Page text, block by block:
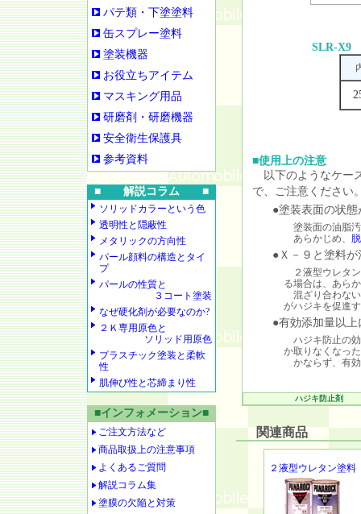
パテ類・下塗塗料
缶スプレー塗料
塗装機器
お役立ちアイテム
マスキング用品
研磨剤・研磨機器
安全衛生保護具
参考資料
■ 解説コラム ■
ソリッドカラーという色
透明性と隠蔽性
メタリックの方向性
パール顔料の構造とタイ
プ
パールの性質と
３コート塗装
なぜ硬化剤が必要なのか?
２Ｋ専用原色と
ソリッド用原色
プラスチック塗装と柔軟
性
肌伸び性と芯締まり性
■インフォメーション■
ご注文方法など
商品取扱上の注意事項
よくあるご質問
解説コラム集
塗膜の欠陥と対策
SLR-X9
■使用上の注意
以下のようなケー
で、ご注意ください
●塗装表面の状
塗装面の油脂汚
あらかじめ、
●Ｘ－９と塗料
２液型ウレタン
る場合は、あら
混ざり合わない
がハジキを促進
●有効添加量以
ハジキ防止の効
か取りなくなっ
かならず、有
ハジキ防止剤
関連商品
２液型ウレタン塗料